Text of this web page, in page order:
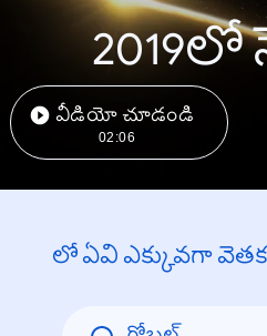
2019లో
వీడియో చూడండి
02:06
లో ఏవి ఎక్కువగా